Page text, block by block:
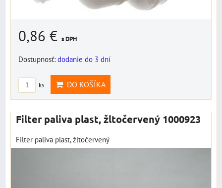
0,86 € s DPH
Dostupnosť: dodanie do 3 dní
ks DO KOŠÍKA
Filter paliva plast, žltočervený 1000923
Filter paliva plast, žltočervený